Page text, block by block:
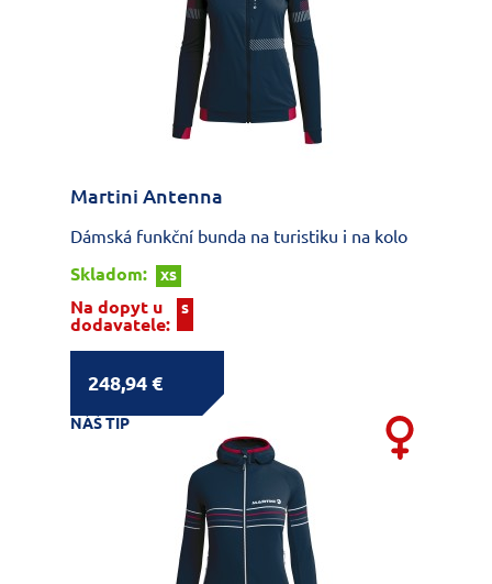
Martini Antenna
Dámská funkční bunda na turistiku i na kolo
Skladom:
XS
Na dopyt u
dodavatele:
S
248,94 €
NÁŠ TIP